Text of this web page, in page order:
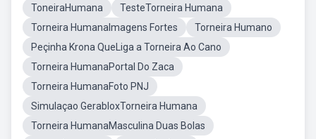
ToneiraHumana
TesteTorneira Humana
Torneira HumanaImagens Fortes
Torneira Humano
Peçinha Krona QueLiga a Torneira Ao Cano
Torneira HumanaPortal Do Zaca
Torneira HumanaFoto PNJ
Simulaçao GerabloxTorneira Humana
Torneira HumanaMasculina Duas Bolas